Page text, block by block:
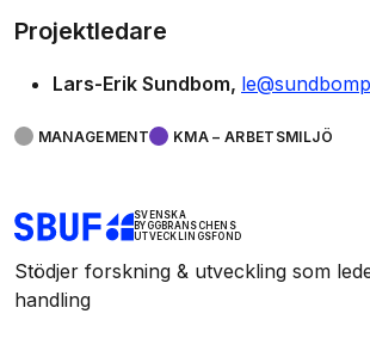
Projektledare
Lars-Erik Sundbom
MANAGEMENT KMA – ARBETSMILJÖ
SVENSKA
BYGGBRANSCHENS
UTVECKLINGSFOND
Stödjer forskning & utveckling som
handling